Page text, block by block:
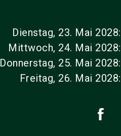
Dienstag, 23. Mai
Mittwoch, 24. Mai
Donnerstag, 25. Mai
Freitag, 26. Mai